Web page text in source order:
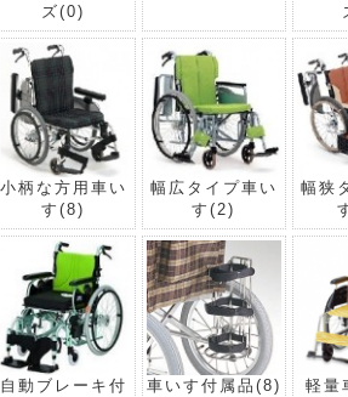
ズ(0)
小柄な方用車い
す(8)
幅広タイプ車い
す(2)
幅狭
自動ブレーキ付
車いす付属品 (8) 軽量